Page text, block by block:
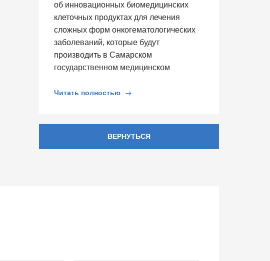
об инновационных биомедицинских
клеточных продуктах для лечения
сложных форм онкогематологических
заболеваний, которые будут
производить в Самарском
государственном медицинском
Читать полностью
ВЕРНУТЬСЯ